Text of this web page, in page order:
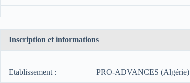
Inscription et informations
Etablissement : PRO-ADVANCES (Algérie)